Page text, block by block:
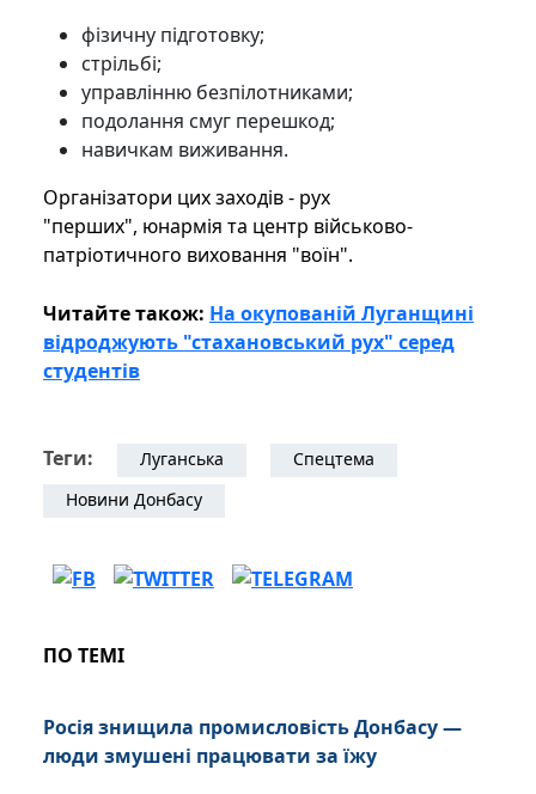
фізичну підготовку;
стрільбі;
управлінню безпілотниками;
подолання смуг перешкод;
навичкам виживання.
Організатори цих заходів - рух
"перших", юнармія та центр військово-
патріотичного виховання "воїн".
Читайте також: На окупованій Луганщині
відроджують "стахановський рух" серед
студентів
Теги: Луганська
Спецтема
Новини Донбасу
ПО ТЕМІ
Росія знищила промисловість Донбасу —
люди змушені працювати за їжу